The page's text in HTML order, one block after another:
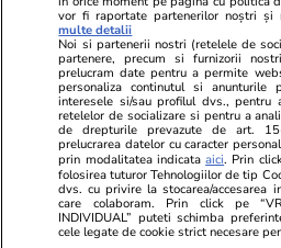
Știri România
Două barje au fost
Dunăre, într-o operațiune
nivelul apei la Cernavodă
Știri Externe
Două anomalii oceanice
și pot schimba iarna
vor fi raportate partenerilor noștri și
multe detalii
Noi si partenerii nostri (retelele de
partenere, precum si furnizorii
prelucram date pentru a permite
personaliza continutul si
interesele si/sau profilul dvs., pentru
retelelor de socializare si pentru a
de drepturile prevazute de art.
prelucrarea datelor cu caracter
prin modalitatea indicataaici. Prin
folosirea tuturor Tehnologiilor de tip
dvs. cu privire la stocarea/accesarea
care colaboram. Prin click pe
INDIVIDUAL” puteti schimba
cele legate de cookie strict necesare